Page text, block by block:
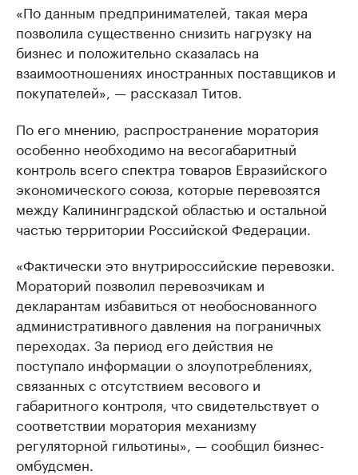
«По данным предпринимателей, такая мера
позволила существенно снизить нагрузку на
бизнес и положительно сказалась на
взаимоотношениях иностранных поставщиков и
покупателей», — рассказал Титов.
По его мнению, распространение моратория
особенно необходимо на весогабаритный
контроль всего спектра товаров Евразийского
экономического союза, которые перевозятся
между Калининградской областью и остальной
частью территории Российской Федерации.
«Фактически это внутрироссийские перевозки.
Мораторий позволил перевозчикам и
декларантам избавиться от необоснованного
административного давления на пограничных
переходах. За период его действия не
поступало информации о злоупотреблениях,
связанных с отсутствием весового и
габаритного контроля, что свидетельствует о
соответствии моратория механизму
регуляторной гильотины», — сообщил бизнес-
омбудсмен.